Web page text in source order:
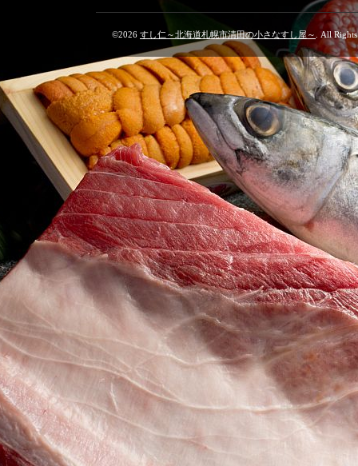
©2026 すし仁～北海道札幌市清田の小さなすし屋～ . All